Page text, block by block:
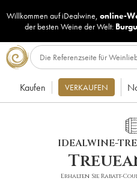
Willkommen auf iDealwine, online-
der besten Weine der Welt:
Kaufen VERKAUFEN
IDEALWINE-
Erhalten Sie Rabatt-